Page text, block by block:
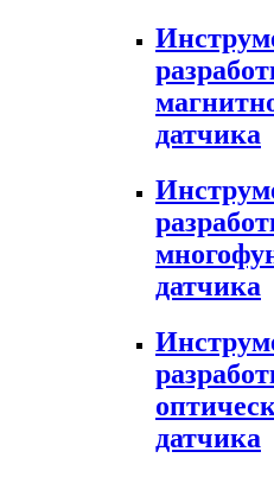
датчика
датчика
датчика